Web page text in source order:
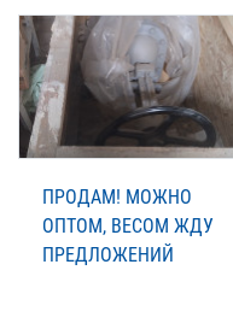
ПРОДАМ! МОЖНО
ОПТОМ, ВЕСОМ ЖДУ
ПРЕДЛОЖЕНИЙ